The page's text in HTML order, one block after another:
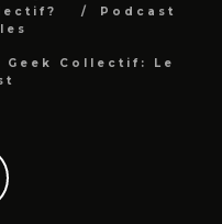
Podcast
Collectif: Le